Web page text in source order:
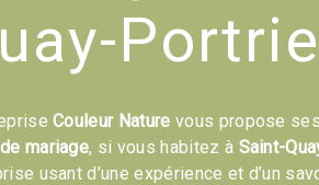
Couleur Nature vous propose
mariage, si vous habitez à Saint-
usant d’une expérience et d’un